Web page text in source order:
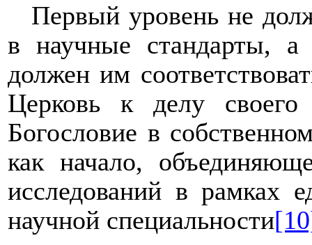
Первый уровень не
в научные стандарты, а
должен им
Церковь к делу
Богословие в
как начало,
исследований в рамках
научной специальности